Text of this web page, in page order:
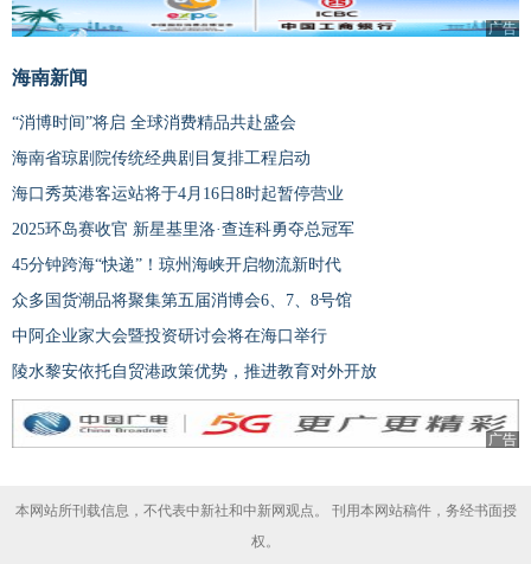
广告
海南新闻
“消博时间”将启 全球消费精品共赴盛会
海南省琼剧院传统经典剧目复排工程启动
海口秀英港客运站将于4月16日8时起暂停营业
2025环岛赛收官 新星基里洛·查连科勇夺总冠军
45分钟跨海“快递”！琼州海峡开启物流新时代
众多国货潮品将聚集第五届消博会6、7、8号馆
中阿企业家大会暨投资研讨会将在海口举行
陵水黎安依托自贸港政策优势，推进教育对外开放
广告
本网站所刊载信息，不代表中新社和中新网观点。 刊用本网站稿件，务经书面授
权。